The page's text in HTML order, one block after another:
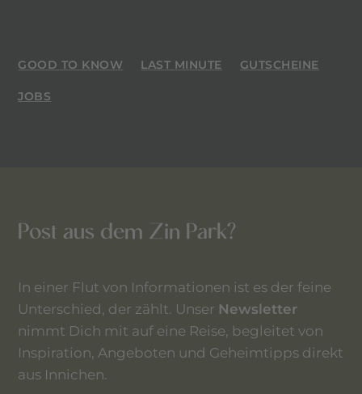
GOOD TO KNOW LAST MINUTE GUTSCHEINE
JOBS
Post aus dem Zin Park?
In einer Flut von Informationen ist es der feine
Unterschied, der zählt. Unser Newsletter
nimmt Dich mit auf eine Reise, begleitet von
Inspiration, Angeboten und Geheimtipps direkt
aus Innichen.